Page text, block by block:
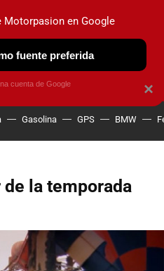
OBSERVATORIO
Gasolina GPS BMW
la temporada
×
Motorpasion en Google
fuente preferida
cuenta de Google